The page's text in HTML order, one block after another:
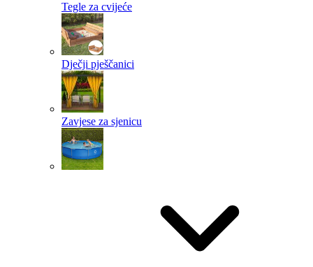
Tegle za cvijeće
Dječji pješčanici
Zavjese za sjenicu